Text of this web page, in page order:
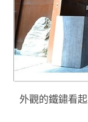
外觀的鐵鏽看